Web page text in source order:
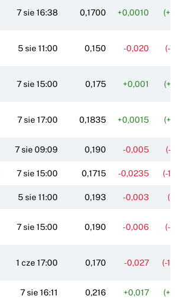
7 sie 16:38 0,1700 +0,0010
5 sie 11:00 0,150 -0,020 (-
7 sie 15:00 0,175 +0,001
7 sie 17:00 0,1835 +0,0015
7 sie 09:09 0,190 -0,005 (-
7 sie 15:00 0,1715 -0,0235 (-
5 sie 11:00 0,193 -0,003 (-
7 sie 15:00 0,190 -0,006 (-
1 cze 17:00 0,170 -0,027 (-
7 sie 16:11 0,216 +0,017